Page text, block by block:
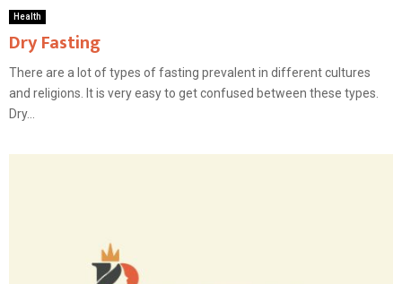
Health
Dry Fasting
There are a lot of types of fasting prevalent in different cultures
and religions. It is very easy to get confused between these types.
Dry...